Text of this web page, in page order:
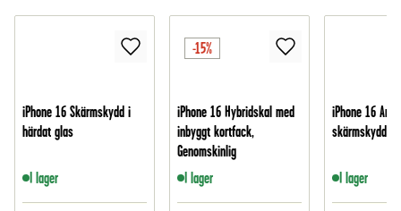
iPhone 16 Skärmskydd i
härdat glas
I lager
-15%
iPhone 16 Hybridskal med
inbyggt kortfack,
Genomskinlig
I lager
iPhone 16
skärmskydd i
I lager